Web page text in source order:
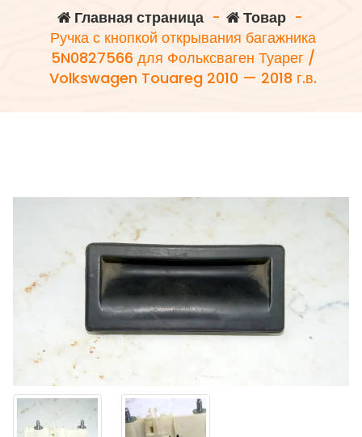
Главная страница- Товар-
Ручка с кнопкой открывания багажника
5N0827566 для Фольксваген Туарег /
Volkswagen Touareg 2010 — 2018 г.в.